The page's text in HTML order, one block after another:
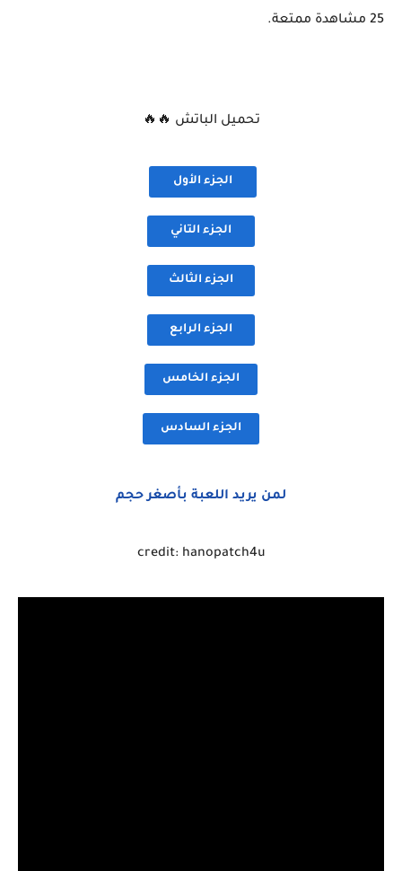
25 مشاهدة ممتعة.
تحميل الباتش 🔥🔥
الجزء الأول
الجزء التاني
الجزء الثالث
الجزء الرابع
الجزء الخامس
الجزء السادس
لمن يريد اللعبة بأصغر حجم
credit: hanopatch4u